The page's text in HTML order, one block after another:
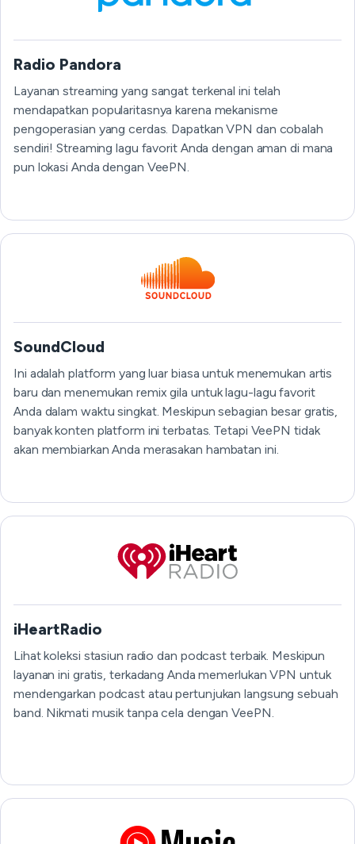
Radio Pandora
Layanan streaming yang sangat terkenal ini telah
mendapatkan popularitasnya karena mekanisme
pengoperasian yang cerdas. Dapatkan VPN dan cobalah
sendiri! Streaming lagu favorit Anda dengan aman di mana
pun lokasi Anda dengan VeePN.
SoundCloud
Ini adalah platform yang luar biasa untuk menemukan artis
baru dan menemukan remix gila untuk lagu-lagu favorit
Anda dalam waktu singkat. Meskipun sebagian besar gratis,
banyak konten platform ini terbatas. Tetapi VeePN tidak
akan membiarkan Anda merasakan hambatan ini.
iHeartRadio
Lihat koleksi stasiun radio dan podcast terbaik. Meskipun
layanan ini gratis, terkadang Anda memerlukan VPN untuk
mendengarkan podcast atau pertunjukan langsung sebuah
band. Nikmati musik tanpa cela dengan VeePN.